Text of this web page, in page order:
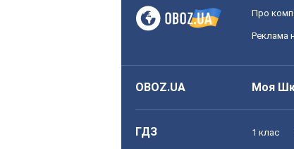
Про
Реклама
OBOZ.UA Моя
ГДЗ 1 клас